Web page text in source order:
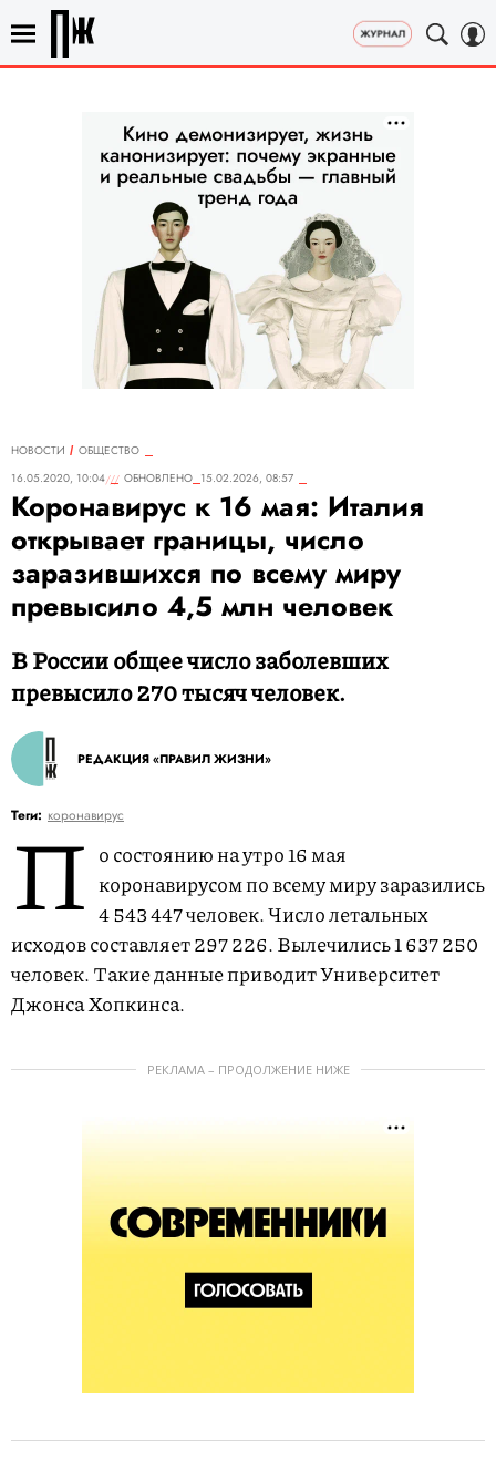
НОВОСТИ
ОБЩЕСТВО
16.05.2020, 10:04
ОБНОВЛЕНО 15.02.2026, 08:57
Коронавирус к 16 мая: Италия
открывает границы, число
заразившихся по всему миру
превысило 4,5 млн человек
В России общее число заболевших
превысило 270 тысяч человек.
РЕДАКЦИЯ «ПРАВИЛ ЖИЗНИ»
Теги: коронавирус
П о состоянию на утро 16 мая
коронавирусом по всему миру заразились
4 543 447 человек. Число летальных
исходов составляет 297 226. Вылечились 1 637 250
человек. Такие данные приводит Университет
Джонса Хопкинса.
РЕКЛАМА – ПРОДОЛЖЕНИЕ НИЖЕ